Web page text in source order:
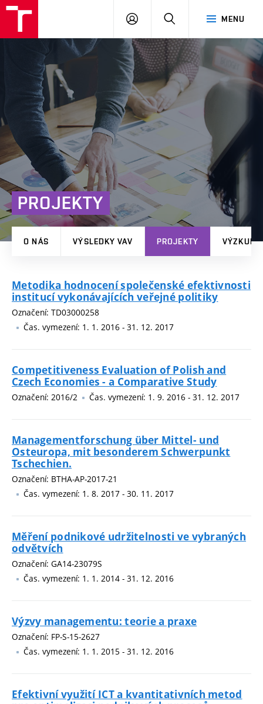
MENU
PŘIHLÁSIT
PROJEKTY
O NÁS VÝSLEDKY VAV PROJEKTY
Metodika hodnocení společenské efektivnosti
institucí vykonávajících veřejné politiky
Označení: TD03000258
Čas. vymezení: 1. 1. 2016 - 31. 12. 2017
Competitiveness Evaluation of Polish and
Czech Economies - a Comparative Study
Označení: 2016/2 Čas. vymezení: 1. 9. 2016 - 31. 12. 2017
Managementforschung über Mittel- und
Osteuropa, mit besonderem Schwerpunkt
Tschechien.
Označení: BTHA-AP-2017-21
Čas. vymezení: 1. 8. 2017 - 30. 11. 2017
Měření podnikové udržitelnosti ve vybraných
odvětvích
Označení: GA14-23079S
Čas. vymezení: 1. 1. 2014 - 31. 12. 2016
Výzvy managementu: teorie a praxe
Označení: FP-S-15-2627
Čas. vymezení: 1. 1. 2015 - 31. 12. 2016
Efektivní využití ICT a kvantitativních metod